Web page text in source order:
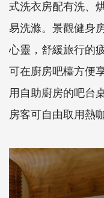
式洗衣房配有洗、
易洗滌。景觀健身
心靈，舒緩旅行的
可在廚房吧檯方便
用自助廚房的吧台
房客可自由取用熱咖